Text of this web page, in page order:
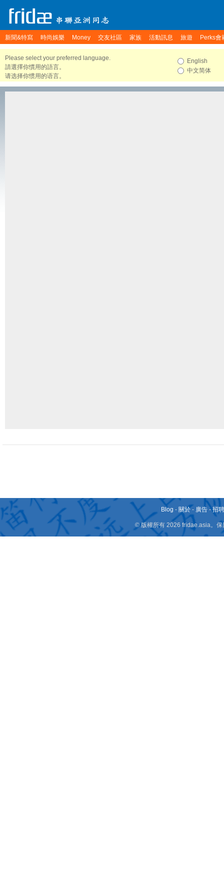
新聞&特寫 時尚娛樂 Money 交友社區 家族 活動訊息 旅遊 Perks會
Please select your preferred language.
請選擇你慣用的語言。
请选择你惯用的语言。
English
中文简体
Blog - 關於 - 廣告 -招
© 版權所有 2026 fridae.asia。